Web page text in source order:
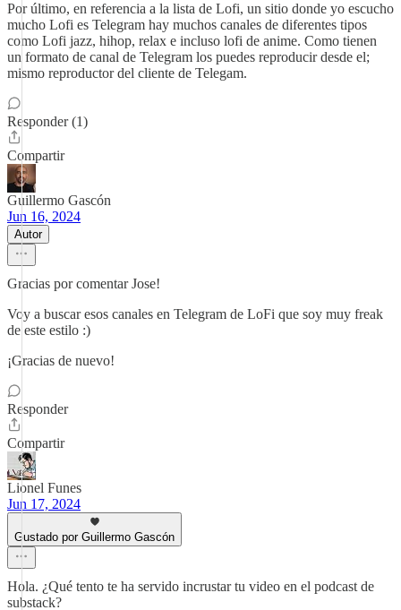
Por último, en referencia a la lista de Lofi, un sitio donde yo escucho
mucho Lofi es Telegram hay muchos canales de diferentes tipos
como Lofi jazz, hihop, relax e incluso lofi de anime. Como tienen
un formato de canal de Telegram los puedes reproducir desde el;
mismo reproductor del cliente de Telegam.
Responder (1)
Compartir
Guillermo Gascón
Jun 16, 2024
Autor
Gracias por comentar Jose!
Voy a buscar esos canales en Telegram de LoFi que soy muy freak
de este estilo :)
¡Gracias de nuevo!
Responder
Compartir
Lionel Funes
Jun 17, 2024
Gustado por Guillermo Gascón
Hola. ¿Qué tento te ha servido incrustar tu video en el podcast de
substack?